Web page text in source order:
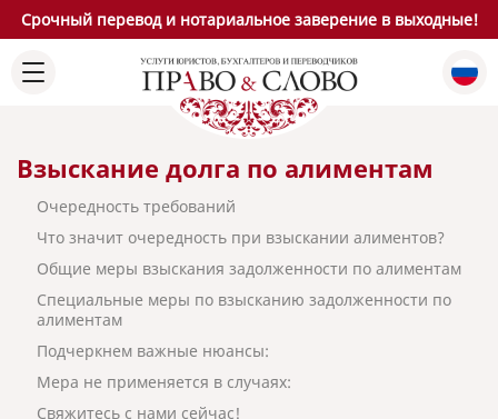
Срочный перевод и нотариальное заверение в выходные!
Взыскание долга по алиментам
Очередность требований
Что значит очередность при взыскании алиментов?
Общие меры взыскания задолженности по алиментам
Специальные меры по взысканию задолженности по
алиментам
Подчеркнем важные нюансы:
Мера не применяется в случаях:
Свяжитесь с нами сейчас!